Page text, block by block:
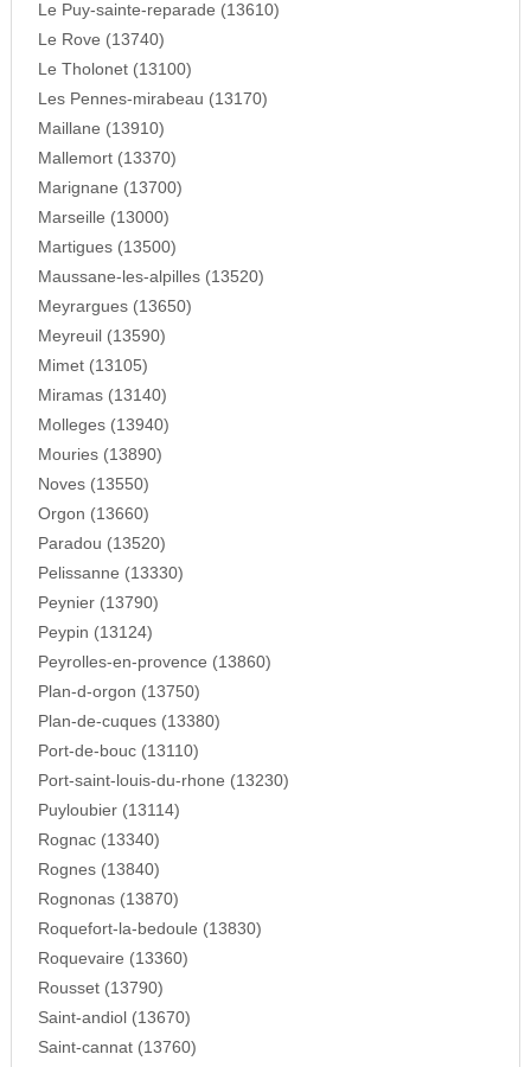
Le Puy-sainte-reparade (13610)
Le Rove (13740)
Le Tholonet (13100)
Les Pennes-mirabeau (13170)
Maillane (13910)
Mallemort (13370)
Marignane (13700)
Marseille (13000)
Martigues (13500)
Maussane-les-alpilles (13520)
Meyrargues (13650)
Meyreuil (13590)
Mimet (13105)
Miramas (13140)
Molleges (13940)
Mouries (13890)
Noves (13550)
Orgon (13660)
Paradou (13520)
Pelissanne (13330)
Peynier (13790)
Peypin (13124)
Peyrolles-en-provence (13860)
Plan-d-orgon (13750)
Plan-de-cuques (13380)
Port-de-bouc (13110)
Port-saint-louis-du-rhone (13230)
Puyloubier (13114)
Rognac (13340)
Rognes (13840)
Rognonas (13870)
Roquefort-la-bedoule (13830)
Roquevaire (13360)
Rousset (13790)
Saint-andiol (13670)
Saint-cannat (13760)